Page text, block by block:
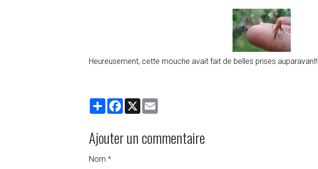
Heureusement, cette mouche avait fait de belles prises auparavant!
PartagerFacebook
X
Ajouter un commentaire
Nom